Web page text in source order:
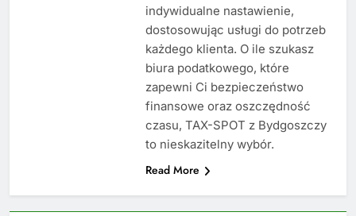
indywidualne nastawienie,
dostosowując usługi do potrzeb
każdego klienta. O ile szukasz
biura podatkowego, które
zapewni Ci bezpieczeństwo
finansowe oraz oszczędność
czasu, TAX-SPOT z Bydgoszczy
to nieskazitelny wybór.
Read More